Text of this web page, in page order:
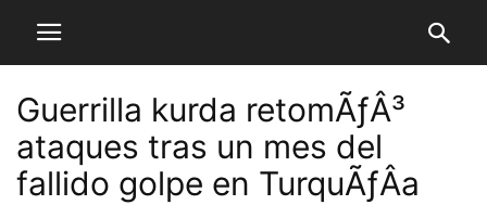
Guerrilla kurda retomÃƒÂ³
ataques tras un mes del
fallido golpe en TurquÃƒÂ­a